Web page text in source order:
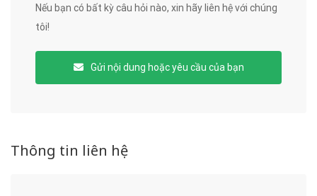
Nếu bạn có bất kỳ câu hỏi nào, xin hãy liên hệ với chúng
tôi!
Gửi nội dung hoặc yêu cầu của bạn
Thông tin liên hệ